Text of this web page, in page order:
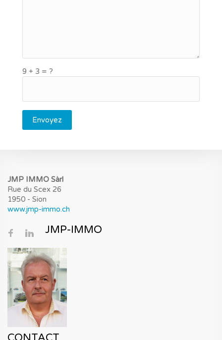
9 + 3 = ?
Envoyez
JMP IMMO Sàrl
Rue du Scex 26
1950 - Sion
www.jmp-immo.ch
JMP-IMMO